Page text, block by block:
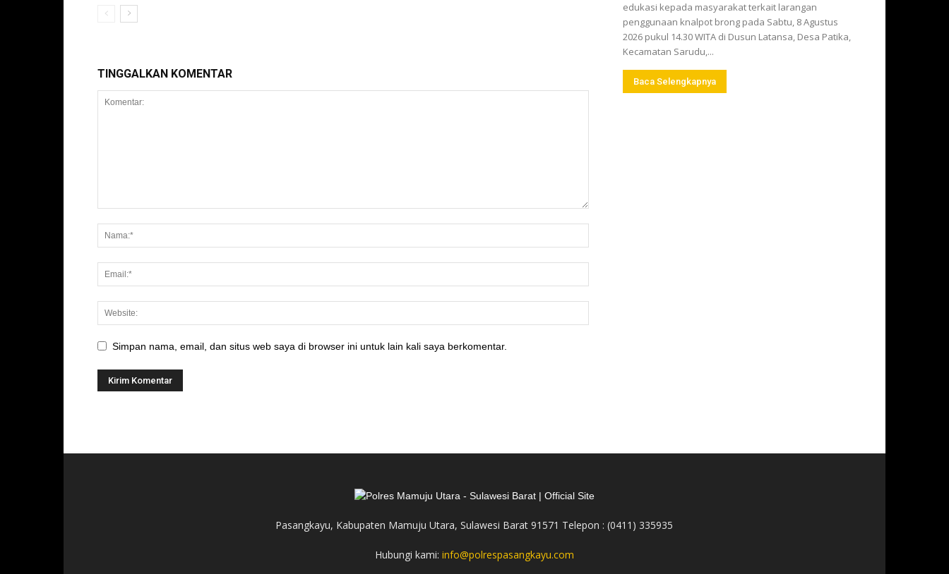
TINGGALKAN KOMENTAR
Simpan nama, email, dan situs web saya di browser ini untuk lain kali saya berkomentar.
edukasi kepada masyarakat terkait larangan
penggunaan knalpot brong pada Sabtu, 8 Agustus
2026 pukul 14.30 WITA di Dusun Latansa, Desa Patika,
Kecamatan Sarudu,...
Baca Selengkapnya
Pasangkayu, Kabupaten Mamuju Utara, Sulawesi Barat 91571 Telepon : (0411) 335935
Hubungi kami: info@polrespasangkayu.com